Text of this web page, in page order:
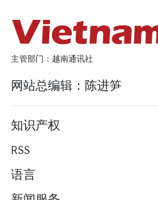
主管部门：越南通讯社
网站总编辑：陈进笋
知识产权
RSS
语言